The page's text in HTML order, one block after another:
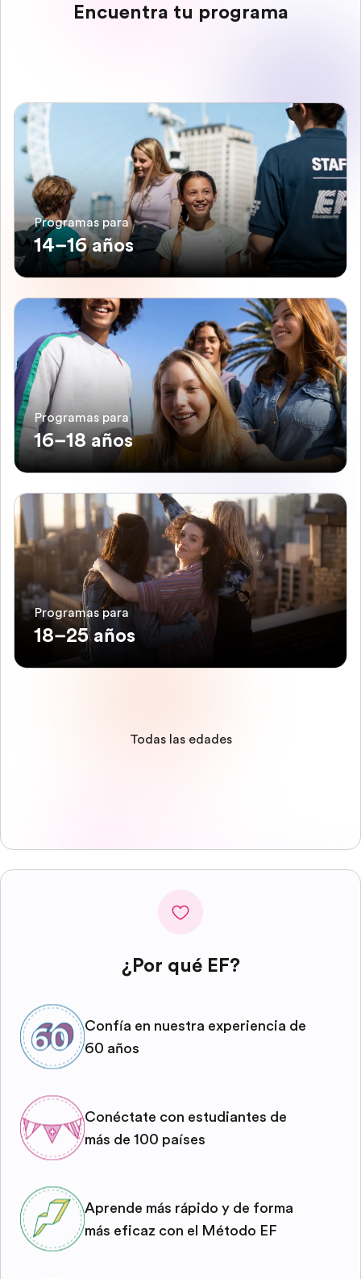
Encuentra tu programa
Programas para
14–16 años
Programas para
16–18 años
Programas para
18–25 años
Todas las edades
¿Por qué EF?
Confía en nuestra experiencia de
60 años
Conéctate con estudiantes de
más de 100 países
Aprende más rápido y de forma
más eficaz con el Método EF